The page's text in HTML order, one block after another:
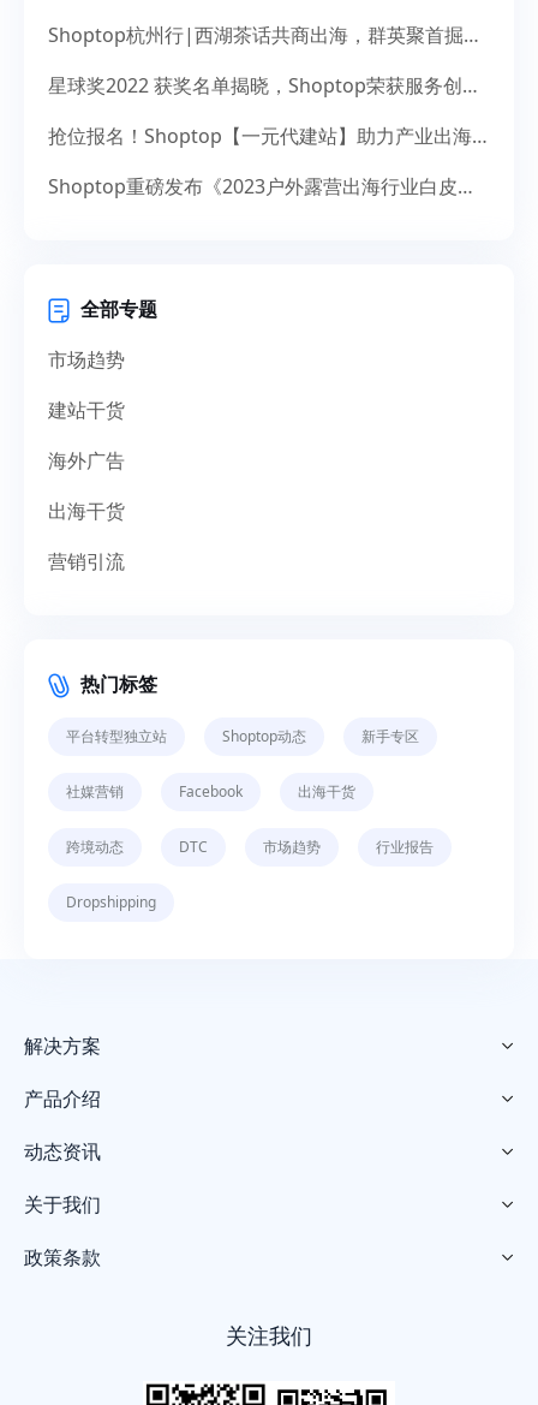
Shoptop杭州行|西湖茶话共商出海，群英聚首掘金未来
星球奖2022 获奖名单揭晓，Shoptop荣获服务创新奖！
抢位报名！Shoptop【一元代建站】助力产业出海，献礼14周年
Shoptop重磅发布《2023户外露营出海行业白皮书》！聚焦150亿美元市场，探寻增长新机遇
全部专题
市场趋势
建站干货
海外广告
出海干货
营销引流
热门标签
平台转型独立站 Shoptop动态 新手专区
社媒营销 Facebook 出海干货
跨境动态 DTC 市场趋势 行业报告
Dropshipping
解决方案 
产品介绍 
动态资讯 
关于我们 
政策条款 
关注我们